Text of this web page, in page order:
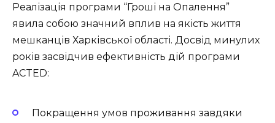
Реалізація програми “Гроші на Опалення”
явила собою значний вплив на якість життя
мешканців Харківської області. Досвід минулих
років засвідчив ефективність дій програми
ACTED:
Покращення умов проживання завдяки